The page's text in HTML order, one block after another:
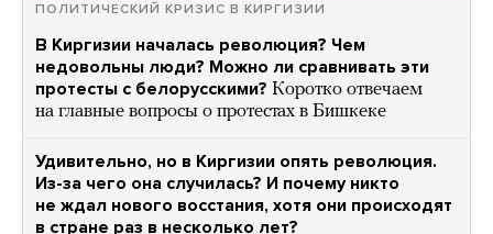
ПОЛИТИЧЕСКИЙ КРИЗИС В КИРГИЗИИ
В Киргизии началась революция? Чем
недовольны люди? Можно ли сравнивать эти
протесты с белорусскими? Коротко отвечаем
на главные вопросы о протестах в Бишкеке
Удивительно, но в Киргизии опять революция.
Из-за чего она случилась? И почему никто
не ждал нового восстания, хотя они происходят
в стране раз в несколько лет?